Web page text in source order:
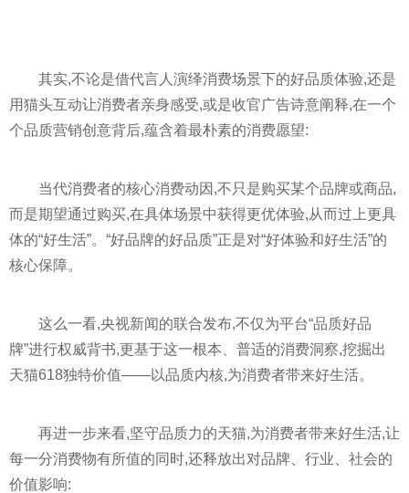
其实,不论是借代言人演绎消费场景下的好品质体验,还是
用猫头互动让消费者亲身感受,或是收官广告诗意阐释,在一个
个品质营销创意背后,蕴含着最朴素的消费愿望:
当代消费者的核心消费动因,不只是购买某个品牌或商品,
而是期望通过购买,在具体场景中获得更优体验,从而过上更具
体的“好生活”。“好品牌的好品质”正是对“好体验和好生活”的
核心保障。
这么一看,央视新闻的联合发布,不仅为平台“品质好品
牌”进行权威背书,更基于这一根本、普适的消费洞察,挖掘出
天猫618独特价值——以品质内核,为消费者带来好生活。
再进一步来看,坚守品质力的天猫,为消费者带来好生活,让
每一分消费物有所值的同时,还释放出对品牌、行业、社会的
价值影响: